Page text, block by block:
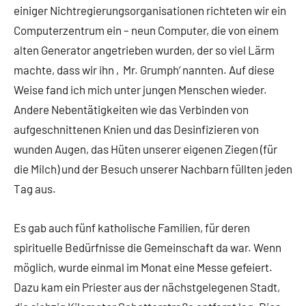
einiger Nichtregierungsorganisationen richteten wir ein
Computerzentrum ein – neun Computer, die von einem
alten Generator angetrieben wurden, der so viel Lärm
machte, dass wir ihn ‚Mr. Grumph‘ nannten. Auf diese
Weise fand ich mich unter jungen Menschen wieder.
Andere Nebentätigkeiten wie das Verbinden von
aufgeschnittenen Knien und das Desinfizieren von
wunden Augen, das Hüten unserer eigenen Ziegen (für
die Milch) und der Besuch unserer Nachbarn füllten jeden
Tag aus.
Es gab auch fünf katholische Familien, für deren
spirituelle Bedürfnisse die Gemeinschaft da war. Wenn
möglich, wurde einmal im Monat eine Messe gefeiert.
Dazu kam ein Priester aus der nächstgelegenen Stadt,